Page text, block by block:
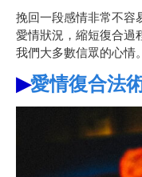
挽回一段感情非常不容
愛情狀況，縮短復合過
我們大多數信眾的心情。
▶愛情復合法